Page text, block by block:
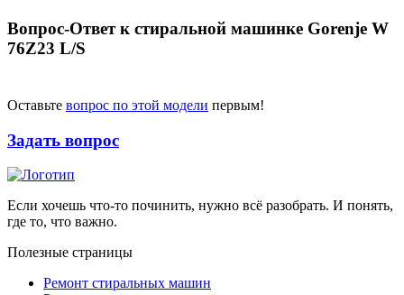
Вопрос-Ответ к стиральной машинке Gorenje W
76Z23 L/S
Оставьте вопрос по этой модели первым!
Задать вопрос
Если хочешь что-то починить, нужно всё разобрать. И понять,
где то, что важно.
Полезные страницы
Ремонт стиральных машин